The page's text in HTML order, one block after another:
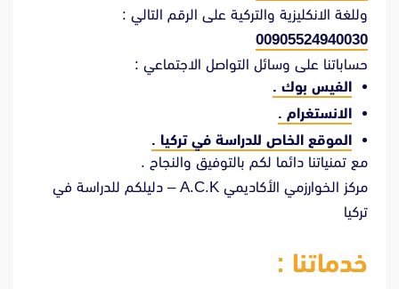
وللغة الانكليزية والتركية على الرقم التالي :
00905524940030
حساباتنا على وسائل التواصل الاجتماعي :
الفيس بوك .
الانستغرام .
الموقع الخاص للدراسة في تركيا .
مع تمنياتنا دائما لكم بالتوفيق والنجاح .
مركز الخوارزمي الأكاديمي A.C.K – دليلكم للدراسة في
تركيا
خدماتنا :